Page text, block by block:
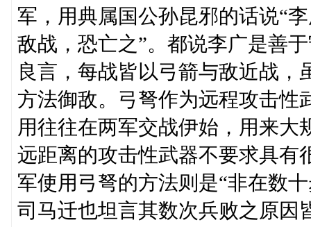
军，用典属国公孙昆邪的话说“
敌战，恐亡之”。都说李广是善
良言，每战皆以弓箭与敌近战
方法御敌。弓弩作为远程攻击性
用往往在两军交战伊始，用来大
远距离的攻击性武器不要求具有
军使用弓弩的方法则是“非在数
司马迁也坦言其数次兵败之原因